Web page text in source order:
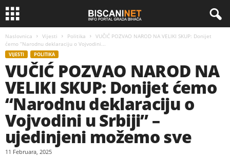
Naslovnica Vijesti Politika
VUČIĆ POZVAO NAROD NA VELIKI SKUP: Donijet
ćemo “Narodnu deklaraciju o Vojvodini...
VIJESTI POLITIKA
VUČIĆ POZVAO NAROD NA
VELIKI SKUP: Donijet ćemo
“Narodnu deklaraciju o
Vojvodini u Srbiji” –
ujedinjeni možemo sve
11 Februara, 2025